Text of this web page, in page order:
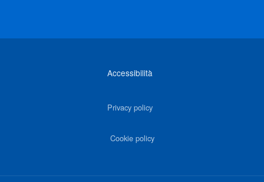
Accessibilità
Privacy policy
Cookie policy